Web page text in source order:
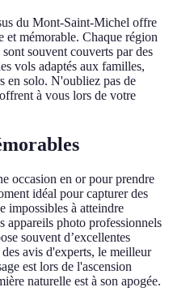
du Mont-Saint-Michel offre
et mémorable. Chaque région
souvent couverts par des
vols adaptés aux familles,
en solo. N'oubliez pas de
à vous lors de votre
occasion en or pour prendre
idéal pour capturer des
impossibles à atteindre
appareils photo professionnels
souvent d’excellentes
avis d'experts, le meilleur
est lors de l'ascension
naturelle est à son apogée.